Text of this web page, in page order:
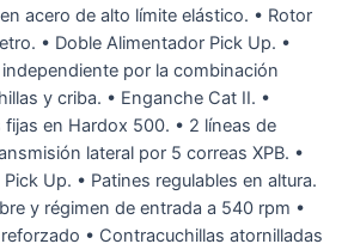
acero de alto límite elástico. • Rotor
• Doble Alimentador Pick Up. •
por la combinación
y criba. • Enganche Cat II. •
fijas en Hardox 500. • 2 líneas de
lateral por 5 correas XPB. •
Up. • Patines regulables en altura.
y régimen de entrada a 540 rpm •
• Contracuchillas atornilladas